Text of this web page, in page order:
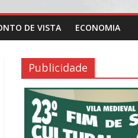
DE VISTA ECONOMIA
Publicidade